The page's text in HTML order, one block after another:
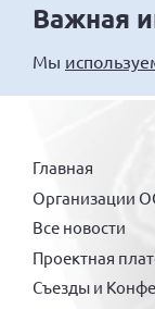
Важная
Мы
Главная
Организации
Все новости
Проектная
Съезды и